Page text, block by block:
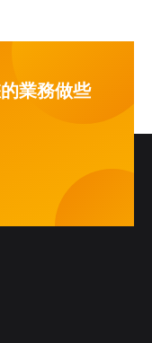
業務做些